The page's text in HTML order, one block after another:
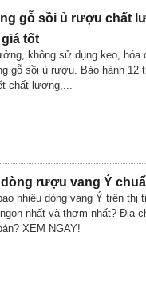
gỗ sồi ủ rượu chất
giá tốt
không sử dụng keo, hóa
gỗ sồi ủ rượu. Bảo hành 12
chất lượng,...
rượu vang Ý
nhiêu dòng vang Ý trên thị
nhất và thơm nhất? Địa
XEM NGAY!